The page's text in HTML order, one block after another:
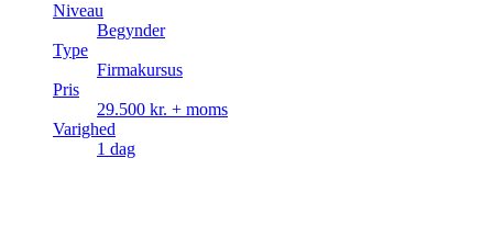
Niveau
Begynder
Type
Firmakursus
Pris
29.500 kr. + moms
Varighed
1 dag